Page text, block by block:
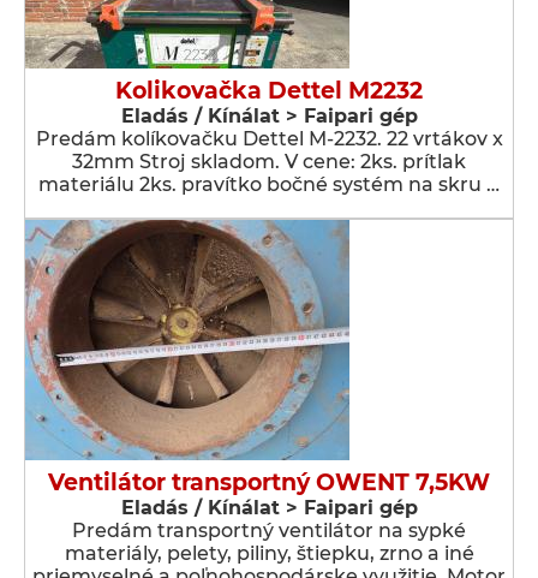
Kolikovačka Dettel M2232
Eladás / Kínálat > Faipari gép
Predám kolíkovačku Dettel M-2232. 22 vrtákov x
32mm Stroj skladom. V cene: 2ks. prítlak
materiálu 2ks. pravítko bočné systém na skru …
Ventilátor transportný OWENT 7,5KW
Eladás / Kínálat > Faipari gép
Predám transportný ventilátor na sypké
materiály, pelety, piliny, štiepku, zrno a iné